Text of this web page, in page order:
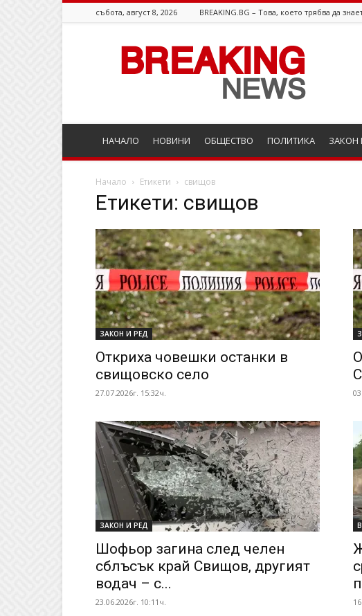
събота, август 8, 2026 BREAKING.BG – Това, което трябва да
Breaking.bg
НАЧАЛО НОВИНИ ОБЩЕСТВО ПОЛИТИКА ЗАКОН
Начало Етикети свищов
Етикети: свищов
ЗАКОН И РЕД
Откриха човешки останки в
свищовско село
27.07.2026г. 15:32ч.
ЗАКОН И РЕД
Шофьор загина след челен
сблъсък край Свищов, другият
водач – с...
23.06.2026г. 10:11ч.